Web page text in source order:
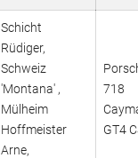
Schicht
Rüdiger,
Schweiz
'Montana' ,
Mülheim
Hoffmeister
Arne,
718
GT4